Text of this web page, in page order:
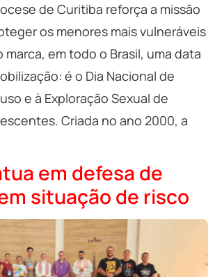
de Curitiba reforça a missão
os menores mais vulneráveis
marca, em todo o Brasil, uma data
é o Dia Nacional de
e à Exploração Sexual de
Criada no ano 2000, a
em defesa de
situação de risco